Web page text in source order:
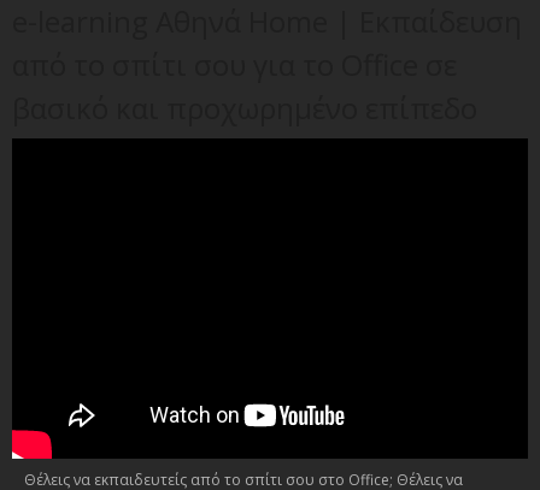
Θέλεις να εκπαιδευτείς από το σπίτι σου στο Office; Θέλεις να